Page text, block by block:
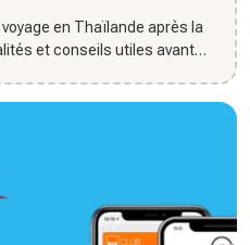
en Thaïlande après la
et conseils utiles avant